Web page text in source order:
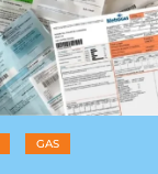
GAS